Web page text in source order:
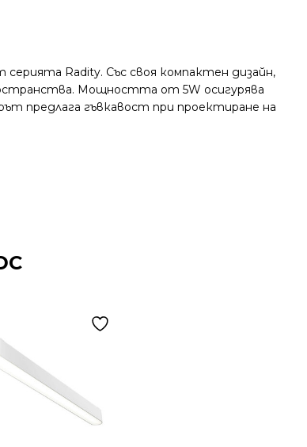
Radity. Със своя компактен дизайн,
Мощността от 5W осигурява
предлага гъвкавост при проектиране на